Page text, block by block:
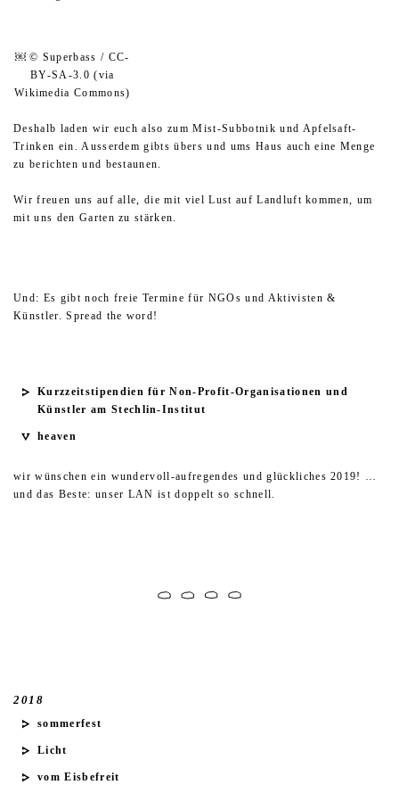
￼ © Superbass / CC-
BY-SA-3.0 (via
Wikimedia Commons)
Deshalb laden wir euch also zum Mist-Subbotnik und Apfelsaft-
Trinken ein. Ausserdem gibts übers und ums Haus auch eine Menge
zu berichten und bestaunen.
Wir freuen uns auf alle, die mit viel Lust auf Landluft kommen, um
mit uns den Garten zu stärken.
Und: Es gibt noch freie Termine für NGOs und Aktivisten &
Künstler. Spread the word!
Kurzzeitstipendien für Non-Profit-Organisationen und
Künstler am Stechlin-Institut
heaven
wir wünschen ein wundervoll-aufregendes und glückliches 2019! …
und das Beste: unser LAN ist doppelt so schnell.
2018
sommerfest
Licht
vomEisbefreit